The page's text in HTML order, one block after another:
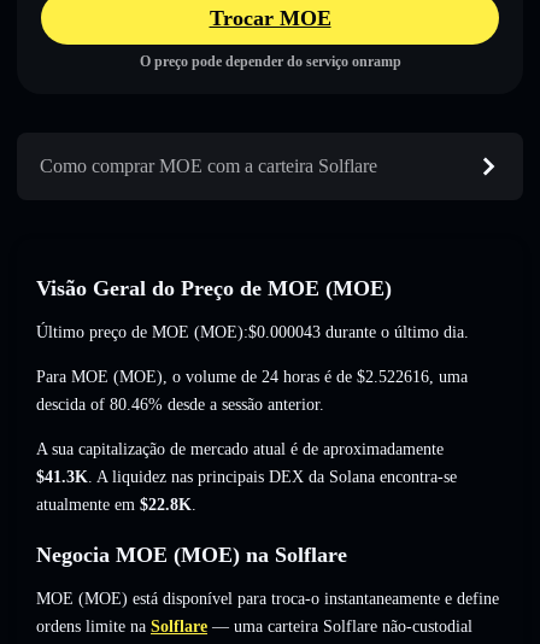
Trocar MOE
O preço pode depender do serviço onramp
Como comprar MOE com a carteira Solflare
Visão Geral do Preço de MOE (MOE)
Último preço de MOE (MOE):$0.000043 durante o último dia.
Para MOE (MOE), o volume de 24 horas é de $2.522616, uma
descida of 80.46% desde a sessão anterior.
A sua capitalização de mercado atual é de aproximadamente
$41.3K. A liquidez nas principais DEX da Solana encontra-se
atualmente em $22.8K.
Negocia MOE (MOE) na Solflare
MOE (MOE) está disponível para troca-o instantaneamente e define
ordens limite na Solflare — uma carteira Solflare não-custodial